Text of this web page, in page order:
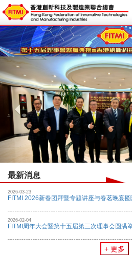
Previous
最新消息
2026-03-23
FITMI 2026新春团拜暨专题讲座与春茗晚宴
2026-02-04
FITMI周年大会暨第十五届第三次理事会圆满
+ 更多